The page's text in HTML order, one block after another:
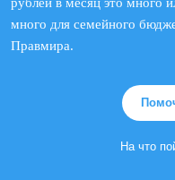
много для семейного
Правмира.
На что